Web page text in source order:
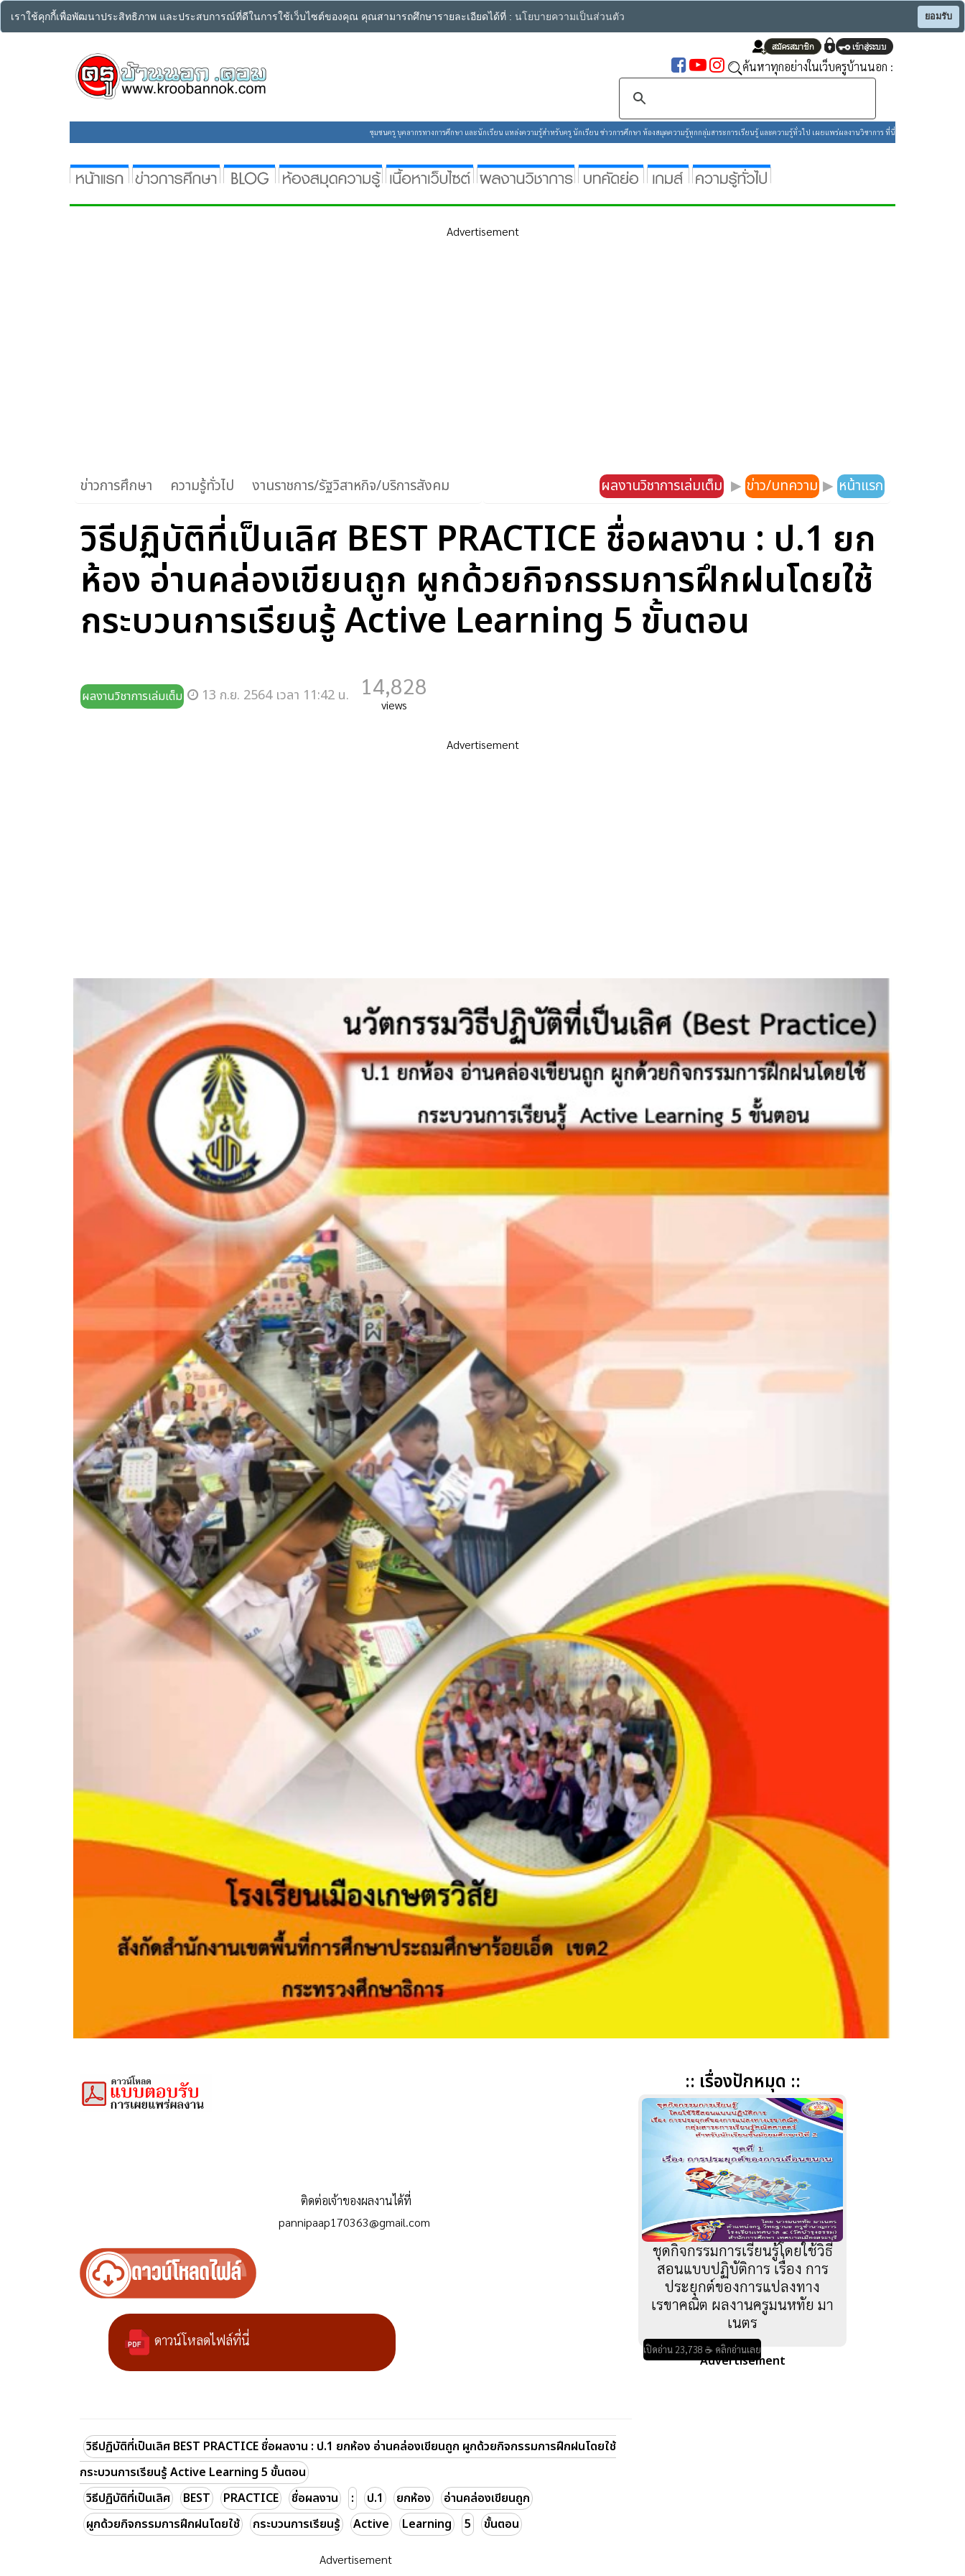
เราใช้คุกกี้เพื่อพัฒนาประสิทธิภาพ และประสบการณ์ที่ดีในการใช้เว็บไซต์ของคุณ คุณสามารถศึกษารายละเอียดได้ที่ : นโยบายความเป็นส่วนตัว ยอมรับ
ค้นหาทุกอย่างในเว็บครูบ้านนอก :
ชุมชนครู บุคลากรทางการศึกษา และนักเรียน แหล่งความรู้สำหรับครู นักเรียน ข่าวการศึกษา ห้องสมุดความรู้ทุกกลุ่มสาระการเรียนรู้ และความรู้ทั่วไป เผยแพร่ผลงานวิชาการ ที่นี่
Advertisement
ข่าวการศึกษา ความรู้ทั่วไป งานราชการ/รัฐวิสาหกิจ/บริการสังคม ผลงานวิชาการเล่มเต็ม ▶ ข่าว/บทความ ▶ หน้าแรก
วิธีปฏิบัติที่เป็นเลิศ BEST PRACTICE ชื่อผลงาน : ป.1 ยก
ห้อง อ่านคล่องเขียนถูก ผูกด้วยกิจกรรมการฝึกฝนโดยใช้
กระบวนการเรียนรู้ Active Learning 5 ขั้นตอน
ผลงานวิชาการเล่มเต็ม 13 ก.ย. 2564 เวลา 11:42 น. 14,828
views
Advertisement
ติดต่อเจ้าของผลงานได้ที่
pannipaap170363@gmail.com
ดาวน์โหลดไฟล์ที่นี่
วิธีปฏิบัติที่เป็นเลิศ BEST PRACTICE ชื่อผลงาน : ป.1 ยกห้อง อ่านคล่องเขียนถูก ผูกด้วยกิจกรรมการฝึกฝนโดยใช้
กระบวนการเรียนรู้ Active Learning 5 ขั้นตอน
วิธีปฏิบัติที่เป็นเลิศ
BEST PRACTICE ชื่อผลงาน : ป.1 ยกห้อง
อ่านคล่องเขียนถูก
ผูกด้วยกิจกรรมการฝึกฝนโดยใช้
กระบวนการเรียนรู้ Active Learning 5 ขั้นตอน
Advertisement
:: เรื่องปักหมุด ::
ชุดกิจกรรมการเรียนรู้โดยใช้วิธี
สอนแบบปฏิบัติการ เรื่อง การ
ประยุกต์ของการแปลงทาง
เรขาคณิต ผลงานครูมนหทัย มา
เนตร
เปิดอ่าน 23,738 ☕ คลิกอ่านเลย
Advertisement